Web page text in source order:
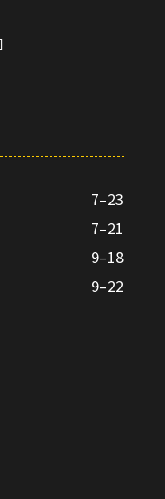
7–23
7–21
9–18
9–22